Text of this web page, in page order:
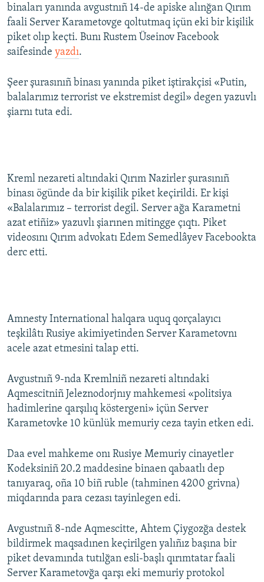
RFE/RS bütün saytları
binaları yanında avgustnıñ 14-de apiske alınğan Qırım
faali Server Karametovge qoltutmaq içün eki bir kişilik
piket olıp keçti. Bunı Rustem Üseinov Facebook
saifesinde yazdı.
Şeer şurasınıñ binası yanında piket iştirakçisi «Putin,
balalarımız terrorist ve ekstremist degil» degen yazuvlı
şiarnı tuta edi.
Kreml nezareti altındaki Qırım Nazirler şurasınıñ
binası ögünde da bir kişilik piket keçirildi. Er kişi
«Balalarımız – terrorist degil. Server ağa Karametni
azat etiñiz» yazuvlı şiarınen mitingge çıqtı. Piket
videosını Qırım advokatı Edem Semedlâyev Facebookta
derc etti.
Amnesty International halqara uquq qorçalayıcı
teşkilâtı Rusiye akimiyetinden Server Karametovnı
acele azat etmesini talap etti.
Avgustnıñ 9-nda Kremlniñ nezareti altındaki
Aqmescitniñ Jeleznodorjnıy mahkemesi «politsiya
hadimlerine qarşılıq köstergeni» içün Server
Karametovke 10 künlük memuriy ceza tayin etken edi.
Daa evel mahkeme onı Rusiye Memuriy cinayetler
Kodeksiniñ 20.2 maddesine binaen qabaatlı dep
tanıyaraq, oña 10 biñ ruble (tahminen 4200 grivna)
miqdarında para cezası tayinlegen edi.
Avgustnıñ 8-nde Aqmescitte, Ahtem Çiygozğa destek
bildirmek maqsadınen keçirilgen yalıñız başına bir
piket devamında tutılğan esli-başlı qırımtatar faali
Server Karametovğa qarşı eki memuriy protokol